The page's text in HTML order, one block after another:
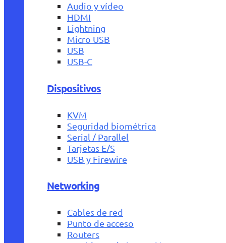
Audio y vídeo
HDMI
Lightning
Micro USB
USB
USB-C
Dispositivos
KVM
Seguridad biométrica
Serial / Parallel
Tarjetas E/S
USB y Firewire
Networking
Cables de red
Punto de acceso
Routers